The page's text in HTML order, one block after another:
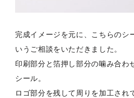
完成イメージを元に、こちらのシ
いうご相談をいただきました。
印刷部分と箔押し部分の噛み合わ
シール。
ロゴ部分を残して周りを加工され